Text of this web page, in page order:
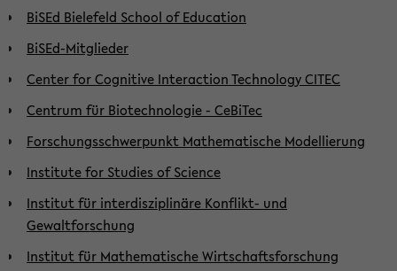
BiSEd Bielefeld School of Education
BiSEd-Mitglieder
Center for Cognitive Interaction Technology CITEC
Centrum für Biotechnologie - CeBiTec
Forschungsschwerpunkt Mathematische Modellierung
Institute for Studies of Science
Institut für interdisziplinäre Konflikt- und
Gewaltforschung
Institut für Mathematische Wirtschaftsforschung